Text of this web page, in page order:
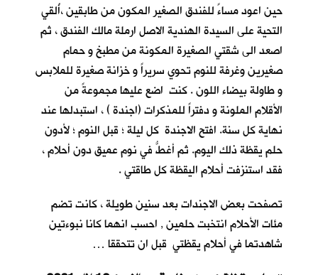
حين اعود مساءً للفندق الصغير المكون من طابقين ،أُلقي
التحية على السيدة الهندية الاصل ارملة مالك الفندق ، ثم
اصعد الى شقتي الصغيرة المكونة من مطبخ و حمام
صغيرين وغرفة للنوم تحوي سريراً و خزانة صغيرة للملابس
و طاولة بيضاء اللون . كنت اضع عليها مجموعةً من
الأقلام الملونة و دفتراً للمذكرات (اجندة ) ، استبدلها عند
نهاية كل سنة. افتح الاجندة كل ليلة ؛ قبل النوم ؛ لأدون
حلم يقظة ذلك اليوم. ثم أغطُّ في نوم عميق دون أحلام ،
فقد استنزفت أحلام اليقظة كل طاقتي .
تصفحت بعض الاجندات بعد سنين طويلة ، كانت تضم
مئات الأحلام انتخبت حلمين , احسب انهما كانا نبوءتين
شاهدتما في أحلام يقظتي قبل ان تتحققا …